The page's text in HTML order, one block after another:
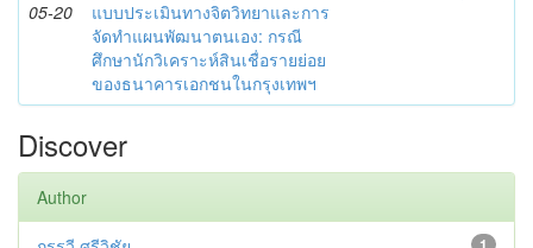
05-20
แบบประเมินทางจิตวิทยาและการ
จัดทำแผนพัฒนาตนเอง: กรณี
ศึกษานักวิเคราะห์สินเชื่อรายย่อย
ของธนาคารเอกชนในกรุงเทพฯ
Discover
Author